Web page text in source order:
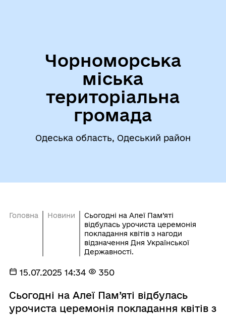
Чорноморська
міська
територіальна
громада
Одеська область, Одеський район
Головна Новини
Сьогодні на Алеї Пам’яті
відбулась урочиста церемонія
покладання квітів з нагоди
відзначення Дня Української
Державності.
15.07.2025 14:34 350
Сьогодні на Алеї Пам’яті відбулась
урочиста церемонія покладання квітів з